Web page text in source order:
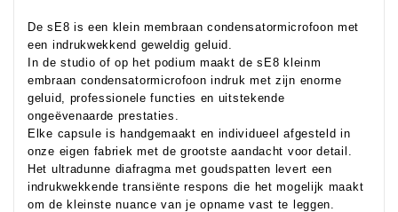
De sE8 is een klein membraan condensatormicrofoon met
een indrukwekkend geweldig geluid.
In de studio of op het podium maakt de sE8 kleinm
embraan condensatormicrofoon indruk met zijn enorme
geluid, professionele functies en uitstekende
ongeëvenaarde prestaties.
Elke capsule is handgemaakt en individueel afgesteld in
onze eigen fabriek met de grootste aandacht voor detail.
Het ultradunne diafragma met goudspatten levert een
indrukwekkende transiënte respons die het mogelijk maakt
om de kleinste nuance van je opname vast te leggen.